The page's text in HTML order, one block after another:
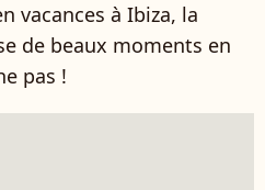
vacances à Ibiza, la
de beaux moments en
pas !